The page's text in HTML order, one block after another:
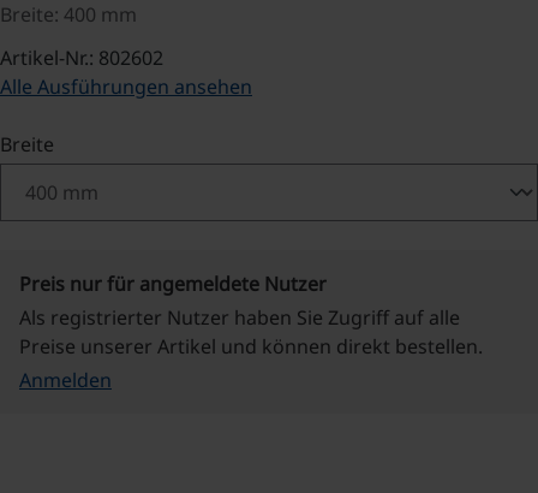
Breite: 400 mm
Artikel-Nr.: 802602
Alle Ausführungen ansehen
Breite
Preis nur für angemeldete Nutzer
Als registrierter Nutzer haben Sie Zugriff auf alle
Preise unserer Artikel und können direkt bestellen.
Anmelden